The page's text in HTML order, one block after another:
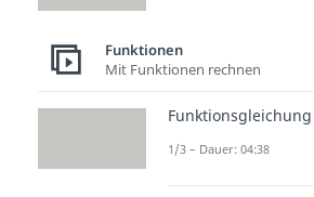
Funktionen
Mit Funktionen rechnen
Funktionsgleichung
1/3 – Dauer: 04:38